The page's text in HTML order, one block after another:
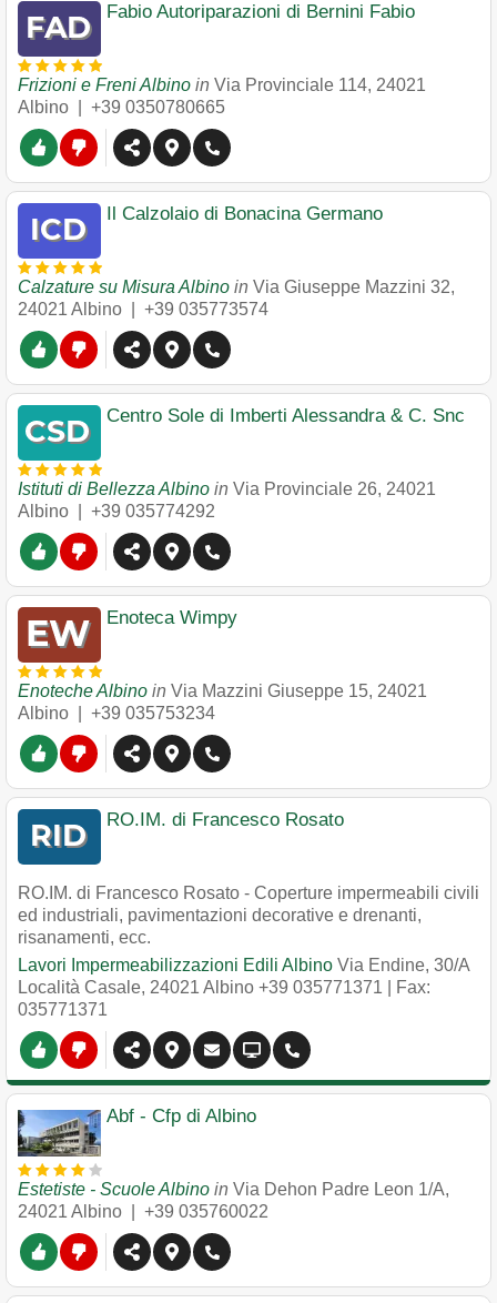
Fabio Autoriparazioni di Bernini Fabio
Frizioni e Freni Albino in Via Provinciale 114, 24021
Albino
+39 0350780665
Il Calzolaio di Bonacina Germano
Calzature su Misura Albino in Via Giuseppe Mazzini 32,
24021 Albino +39 035773574
Centro Sole di Imberti Alessandra & C. Snc
Istituti di Bellezza Albino in Via Provinciale 26, 24021
Albino
+39 035774292
Enoteca Wimpy
Enoteche Albino in Via Mazzini Giuseppe 15, 24021
Albino
+39 035753234
RO.IM. di Francesco Rosato
RO.IM. di Francesco Rosato - Coperture impermeabili civili
ed industriali, pavimentazioni decorative e drenanti,
risanamenti, ecc.
Lavori Impermeabilizzazioni Edili Albino Via Endine, 30/A
Località Casale, 24021 Albino +39 035771371 | Fax:
035771371
Abf - Cfp di Albino
Estetiste - Scuole Albino in Via Dehon Padre Leon 1/A,
24021 Albino +39 035760022